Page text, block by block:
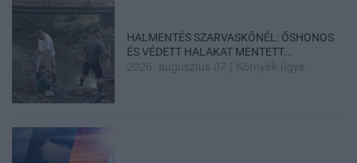
HALMENTÉS SZARVASKŐNÉL: ŐSHONOS
ÉS VÉDETT HALAKAT MENTETT...
2026. augusztus 07 Környék ügye